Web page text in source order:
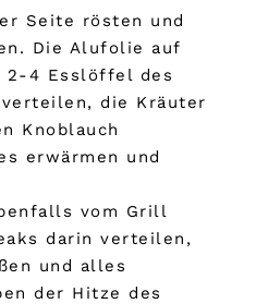
Seite rösten und
Die Alufolie auf
2-4 Esslöffel des
die Kräuter
Knoblauch
erwärmen und
vom Grill
darin verteilen,
und alles
der Hitze des